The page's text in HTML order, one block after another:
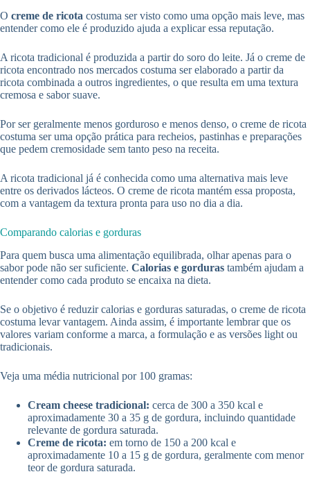
O creme de ricota costuma ser visto como uma opção mais leve, mas
entender como ele é produzido ajuda a explicar essa reputação.
A ricota tradicional é produzida a partir do soro do leite. Já o creme de
ricota encontrado nos mercados costuma ser elaborado a partir da
ricota combinada a outros ingredientes, o que resulta em uma textura
cremosa e sabor suave.
Por ser geralmente menos gorduroso e menos denso, o creme de ricota
costuma ser uma opção prática para recheios, pastinhas e preparações
que pedem cremosidade sem tanto peso na receita.
A ricota tradicional já é conhecida como uma alternativa mais leve
entre os derivados lácteos. O creme de ricota mantém essa proposta,
com a vantagem da textura pronta para uso no dia a dia.
Comparando calorias e gorduras
Para quem busca uma alimentação equilibrada, olhar apenas para o
sabor pode não ser suficiente. Calorias e gorduras também ajudam a
entender como cada produto se encaixa na dieta.
Se o objetivo é reduzir calorias e gorduras saturadas, o creme de ricota
costuma levar vantagem. Ainda assim, é importante lembrar que os
valores variam conforme a marca, a formulação e as versões light ou
tradicionais.
Veja uma média nutricional por 100 gramas:
Cream cheese tradicional: cerca de 300 a 350 kcal e
aproximadamente 30 a 35 g de gordura, incluindo quantidade
relevante de gordura saturada.
Creme de ricota: em torno de 150 a 200 kcal e
aproximadamente 10 a 15 g de gordura, geralmente com menor
teor de gordura saturada.